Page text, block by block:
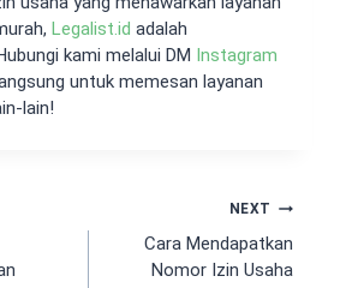
Legalist.id adalah
kami melalui DM Instagram
untuk memesan layanan
lain!
NEXT
Cara Mendapatkan
Nomor Izin Usaha